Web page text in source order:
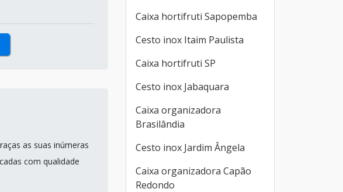
as suas inúmeras
com qualidade
Caixa hortifruti Sapopemba
Cesto inox Itaim Paulista
Caixa hortifruti SP
Cesto inox Jabaquara
Caixa organizadora
Brasilândia
Cesto inox Jardim Ângela
Caixa organizadora Capão
Redondo